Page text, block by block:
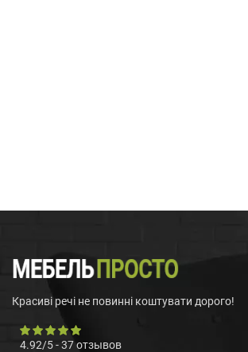
Красиві речі не повинні коштувати дорого!
4.92/5-37отзывов